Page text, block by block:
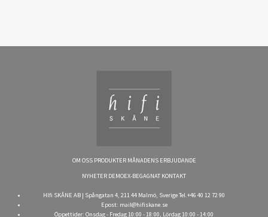
OM OSS PRODUKTER MÅNADENS ERBJUDANDE
NYHETER DEMOEX-BEGAGNAT KONTAKT
HIfi SKÅNE AB | Spångatan 4, 211 44 Malmö, Sverige Tel.+46 40 12 72 90
Epost: mail@hifiskane.se
Öppettider: Onsdag - Fredag 10:00 - 18:00, Lördag 10:00 - 14:00